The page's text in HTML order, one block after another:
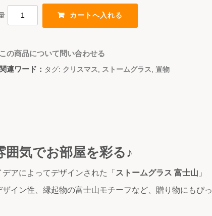
この商品について問い合わせる
関連ワード： タグ: クリスマス, ストームグラス, 置物
囲気でお部屋を彩る♪
アによってデザインされた「 ストームグラス 富士山 」
イン性、縁起物の富士山モチーフなど、贈り物にもぴっ